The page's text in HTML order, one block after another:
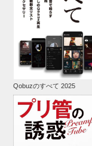
Qobuzのすべて 2025